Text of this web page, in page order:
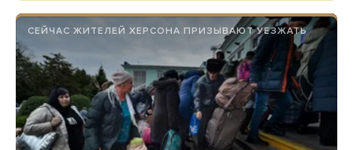
СЕЙЧАС ЖИТЕЛЕЙ ХЕРСОНА ПРИЗЫВАЮТ УЕЗЖАТЬ